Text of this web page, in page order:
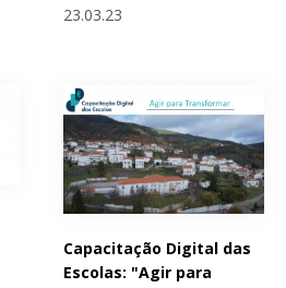
23.03.23
Capacitação Digital das
Escolas: "Agir para